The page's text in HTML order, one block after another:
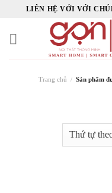
content
LIÊN HỆ VỚI VỚI
Trang chủ / Sản phẩm